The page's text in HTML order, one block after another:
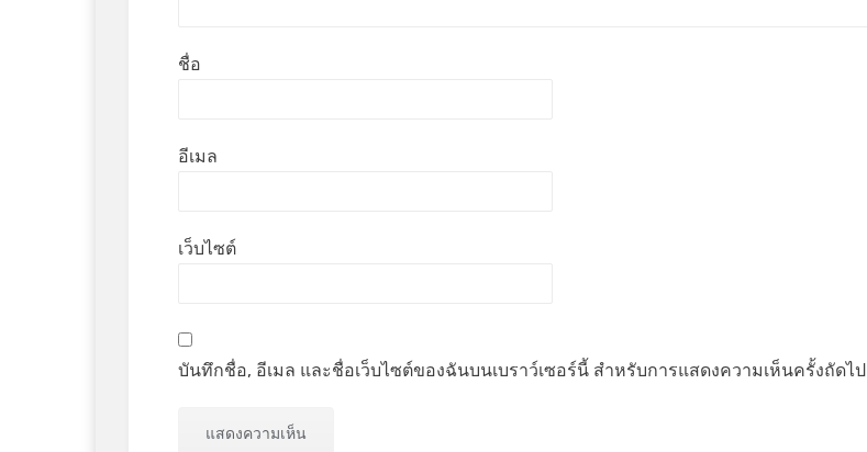
ชื่อ
อีเมล
เว็บไซต์
บันทึกชื่อ, อีเมล และชื่อเว็บไซต์ของฉันบนเบราว์เซอร์นี้ สำหรับการแสดงความเห็นครั้งถัดไป